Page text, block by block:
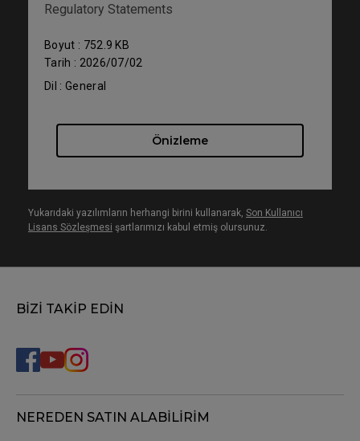
Regulatory Statements
Boyut : 752.9 KB
Tarih : 2026/07/02
Dil : General
Önizleme
Yukarıdaki yazılımların herhangi birini kullanarak, Son Kullanıcı
Lisans Sözleşmesi şartlarımızı kabul etmiş olursunuz.
BİZİ TAKİP EDİN
NEREDEN SATIN ALABİLİRİM